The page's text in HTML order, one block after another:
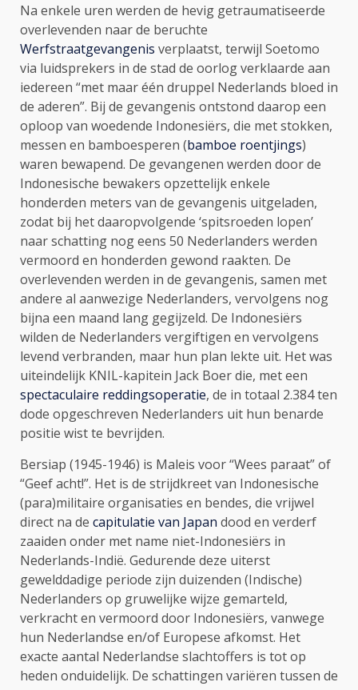
Na enkele uren werden de hevig getraumatiseerde
overlevenden naar de beruchte
Werfstraatgevangenis verplaatst, terwijl Soetomo
via luidsprekers in de stad de oorlog verklaarde aan
iedereen “met maar één druppel Nederlands bloed in
de aderen”. Bij de gevangenis ontstond daarop een
oploop van woedende Indonesiërs, die met stokken,
messen en bamboesperen (bamboe roentjings)
waren bewapend. De gevangenen werden door de
Indonesische bewakers opzettelijk enkele
honderden meters van de gevangenis uitgeladen,
zodat bij het daaropvolgende ‘spitsroeden lopen’
naar schatting nog eens 50 Nederlanders werden
vermoord en honderden gewond raakten. De
overlevenden werden in de gevangenis, samen met
andere al aanwezige Nederlanders, vervolgens nog
bijna een maand lang gegijzeld. De Indonesiërs
wilden de Nederlanders vergiftigen en vervolgens
levend verbranden, maar hun plan lekte uit. Het was
uiteindelijk KNIL-kapitein Jack Boer die, met een
spectaculaire reddingsoperatie, de in totaal 2.384 ten
dode opgeschreven Nederlanders uit hun benarde
positie wist te bevrijden.
Bersiap (1945-1946) is Maleis voor “Wees paraat” of
“Geef acht!”. Het is de strijdkreet van Indonesische
(para)militaire organisaties en bendes, die vrijwel
direct na de capitulatie van Japan dood en verderf
zaaiden onder met name niet-Indonesiërs in
Nederlands-Indië. Gedurende deze uiterst
gewelddadige periode zijn duizenden (Indische)
Nederlanders op gruwelijke wijze gemarteld,
verkracht en vermoord door Indonesiërs, vanwege
hun Nederlandse en/of Europese afkomst. Het
exacte aantal Nederlandse slachtoffers is tot op
heden onduidelijk. De schattingen variëren tussen de